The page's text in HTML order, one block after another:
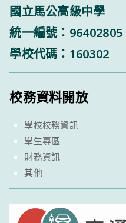
國立馬公高級中學
統一編號：96402805
學校代碼：160302
校務資料開放
學校校務資訊
學生專區
財務資訊
其他